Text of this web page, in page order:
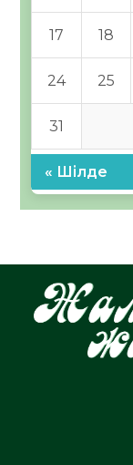
17 18
24 25
31
« Шілде